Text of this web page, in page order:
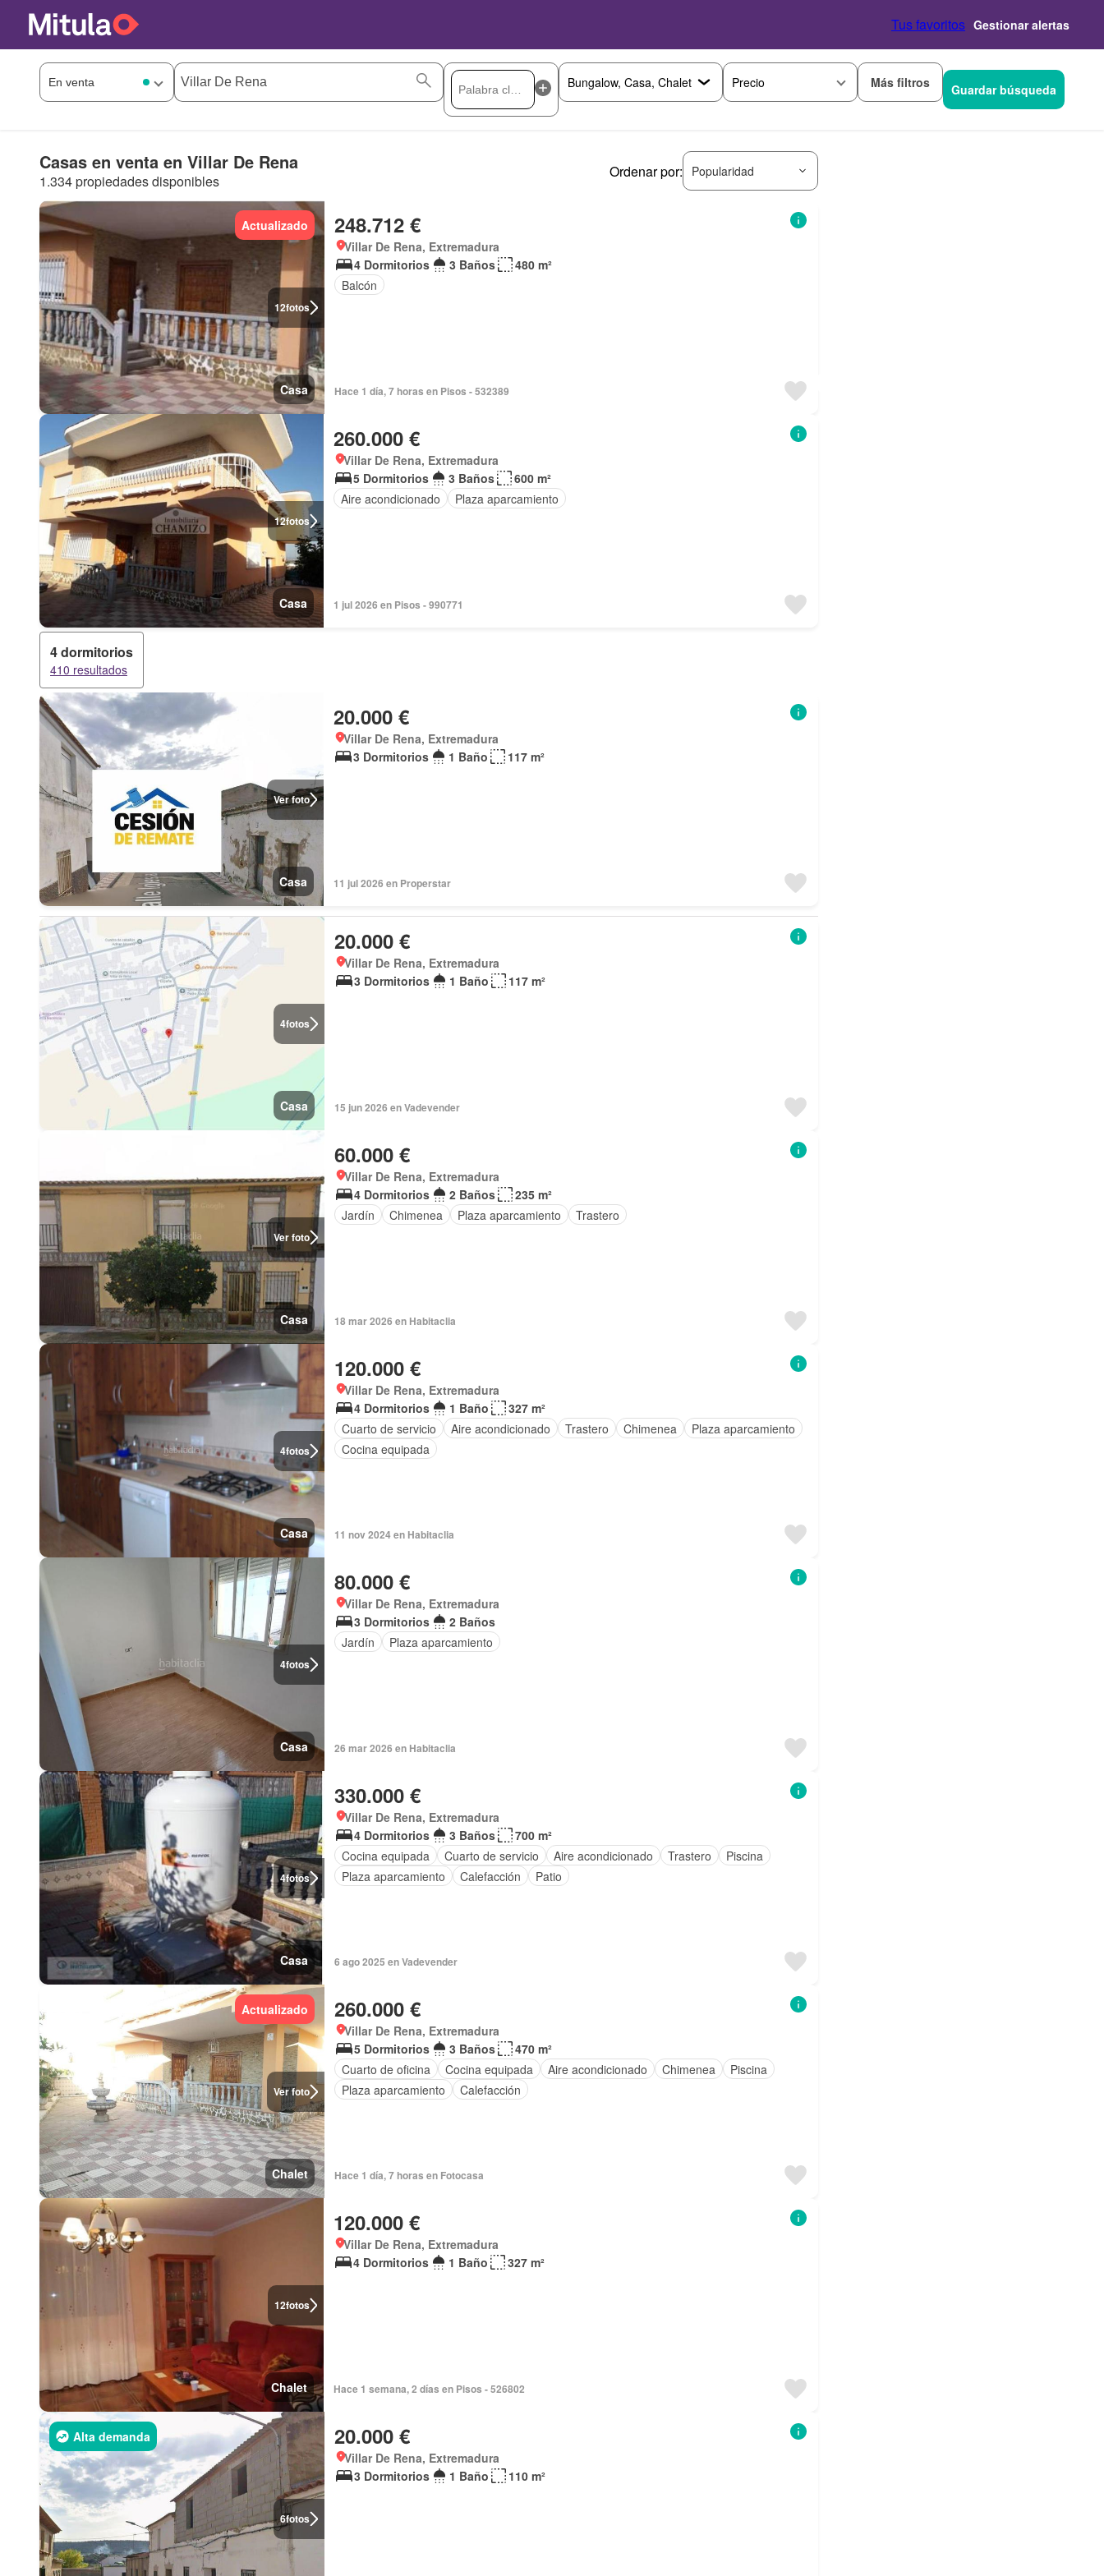
Tus favoritos Gestionar alertas
Precio Más filtros Guardar búsqueda
Casas en venta en Villar De Rena
1.334 propiedades disponibles
Ordenar por: Popularidad
12fotos
Actualizado
Casa
248.712 €
Villar De Rena, Extremadura
4 Dormitorios
3 Baños
480 m²
Balcón
Hace 1 día, 7 horas en Pisos - 532389
12fotos
Casa
260.000 €
Villar De Rena, Extremadura
5 Dormitorios
3 Baños
600 m²
Aire acondicionado
Plaza aparcamiento
1 jul 2026 en Pisos - 990771
4 dormitorios
410 resultados
Ver foto
Casa
20.000 €
Villar De Rena, Extremadura
3 Dormitorios
1 Baño 117 m²
11 jul 2026 en Properstar
4fotos
Casa
20.000 €
Villar De Rena, Extremadura
3 Dormitorios
1 Baño 117 m²
15 jun 2026 en Vadevender
Ver foto
Casa
60.000 €
Villar De Rena, Extremadura
4 Dormitorios
2 Baños
235 m²
Jardín
Chimenea Plaza aparcamiento Trastero
18 mar 2026 en Habitaclia
4fotos
Casa
120.000 €
Villar De Rena, Extremadura
4 Dormitorios
1 Baño
327 m²
Cuarto de servicio
Aire acondicionado Trastero Chimenea
Plaza aparcamiento
Cocina equipada
11 nov 2024 en Habitaclia
4fotos
Casa
80.000 €
Villar De Rena, Extremadura
3 Dormitorios
2 Baños
Jardín
Plaza aparcamiento
26 mar 2026 en Habitaclia
4fotos
Casa
330.000 €
Villar De Rena, Extremadura
4 Dormitorios
3 Baños
700 m²
Cocina equipada
Cuarto de servicio Aire acondicionado Trastero
Piscina
Plaza aparcamiento
Calefacción Patio
6 ago 2025 en Vadevender
Ver foto
Actualizado
Chalet
260.000 €
Villar De Rena, Extremadura
5 Dormitorios
3 Baños
470 m²
Cuarto de oficina
Cocina equipada Aire acondicionado Chimenea
Piscina
Plaza aparcamiento
Calefacción
Hace 1 día, 7 horas en Fotocasa
12fotos
Chalet
120.000 €
Villar De Rena, Extremadura
4 Dormitorios
1 Baño 327 m²
Hace 1 semana, 2 días en Pisos - 526802
6fotos
Alta demanda 20.000 €
Villar De Rena, Extremadura
3 Dormitorios
1 Baño 110 m²